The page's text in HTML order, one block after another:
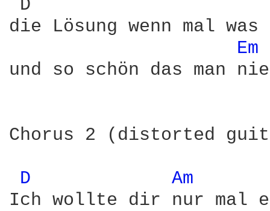
D
die Lösung wenn mal
Em
und so schön das man
Chorus 2 (distorted
D
Am
Ich wollte dir nur mal